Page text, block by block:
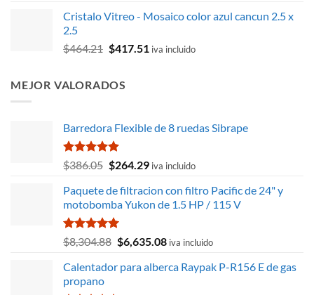
original
$10,476.75.
actual
$8,017.92.
Cristalo Vitreo - Mosaico color azul cancun 2.5 x
2.5
$464.21 El
era:
$417.51 El
iva incluido
MEJOR VALORADOS
Barredora Flexible de 8 ruedas Sibrape
Valorado
con
de 5
$386.05 El
original
era:
$386.05.
$264.29El
actual
es:
iva incluido
Paquete de filtracion con filtro Pacific de 24" y
motobomba Yukon de 1.5 HP / 115 V
Valorado
con
de 5
$8,304.88 El
original
$6,635.08El
actual
iva incluido
Calentador para alberca Raypak P-R156 E de gas
propano